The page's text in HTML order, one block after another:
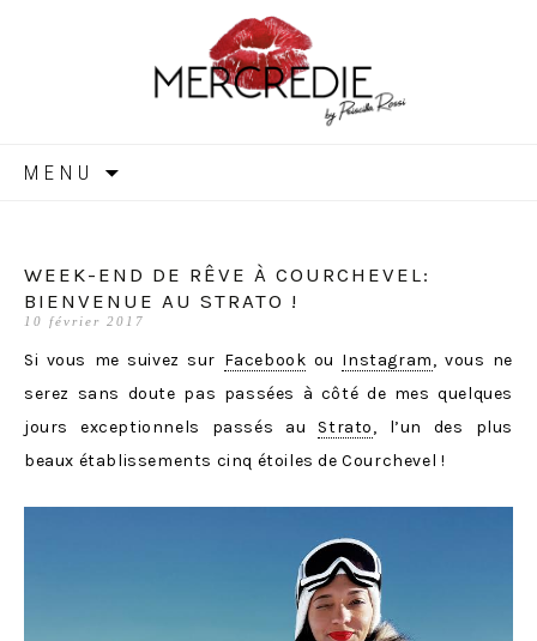
MERCREDIE
MENU
WEEK-END DE RÊVE À COURCHEVEL:
BIENVENUE AU STRATO !
10 février 2017
Si vous me suivez sur Facebook ou Instagram, vous ne
serez sans doute pas passées à côté de mes quelques
jours exceptionnels passés au Strato, l’un des plus
beaux établissements cinq étoiles de Courchevel !